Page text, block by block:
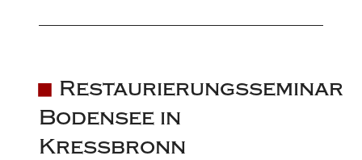
Restaurierungsseminar
Bodensee in
Kressbronn